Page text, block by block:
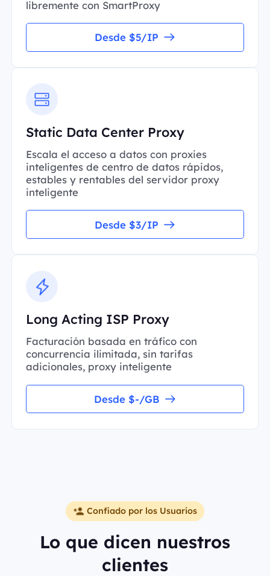
libremente con SmartProxy
Desde $5/IP
Static Data Center Proxy
Escala el acceso a datos con proxies
inteligentes de centro de datos rápidos,
estables y rentables del servidor proxy
inteligente
Desde $3/IP
Long Acting ISP Proxy
Facturación basada en tráfico con
concurrencia ilimitada, sin tarifas
adicionales, proxy inteligente
Desde $-/GB
Confiado por los Usuarios
Lo que dicen nuestros
clientes